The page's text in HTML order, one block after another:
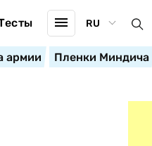
RU
армии Пленки Миндича